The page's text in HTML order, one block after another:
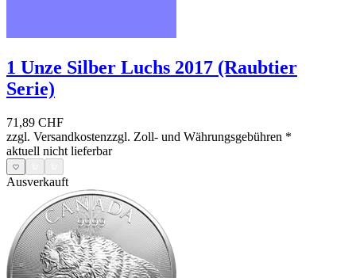
1 Unze Silber Luchs 2017 (Raubtier
Serie)
71,89 CHF
zzgl. Versandkostenzzgl. Zoll- und Währungsgebühren *
aktuell nicht lieferbar
Ausverkauft